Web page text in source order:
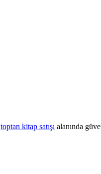
toptan kitap satışı alanında